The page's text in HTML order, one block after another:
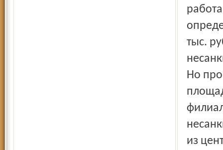
тыс.
Но
из